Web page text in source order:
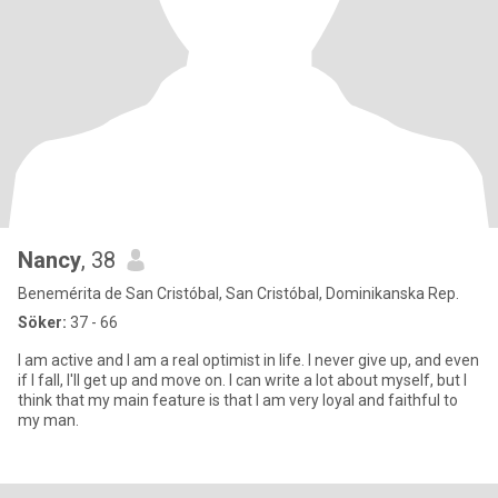
Nancy, 38
Benemérita de San Cristóbal, San Cristóbal, Dominikanska Rep.
Söker: 37 - 66
I am active and I am a real optimist in life. I never give up, and even
if I fall, I'll get up and move on. I can write a lot about myself, but I
think that my main feature is that I am very loyal and faithful to
my man.